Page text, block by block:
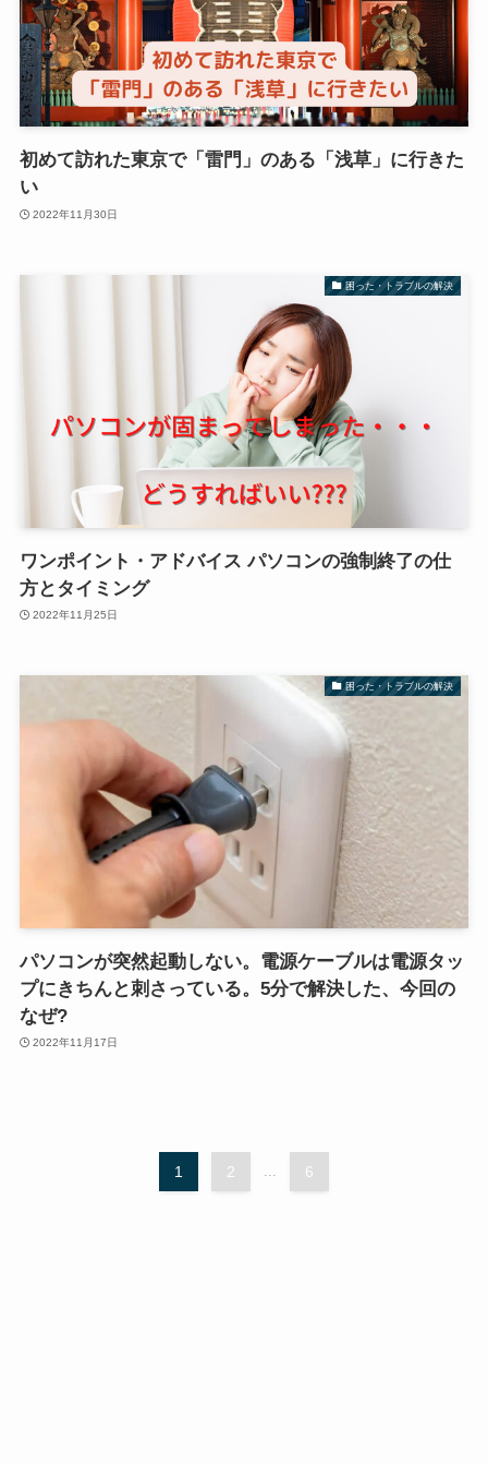
初めて訪れた東京で「雷門」のある「浅草」に行きた
い
2022年11月30日
困った・トラブルの解決
ワンポイント・アドバイス パソコンの強制終了の仕
方とタイミング
2022年11月25日
困った・トラブルの解決
パソコンが突然起動しない。電源ケーブルは電源タッ
プにきちんと刺さっている。5分で解決した、今回の
なぜ?
2022年11月17日
1 2 ... 6